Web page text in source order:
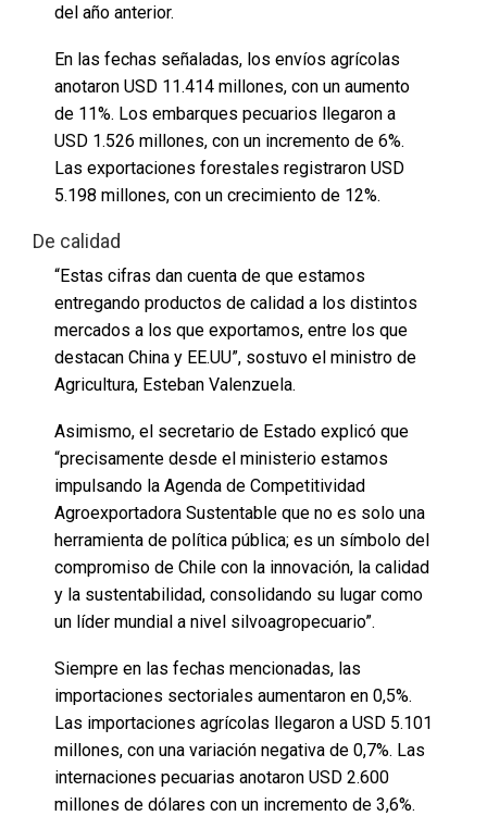
del año anterior.
En las fechas señaladas, los envíos agrícolas
anotaron USD 11.414 millones, con un aumento
de 11%. Los embarques pecuarios llegaron a
USD 1.526 millones, con un incremento de 6%.
Las exportaciones forestales registraron USD
5.198 millones, con un crecimiento de 12%.
De calidad
“Estas cifras dan cuenta de que estamos
entregando productos de calidad a los distintos
mercados a los que exportamos, entre los que
destacan China y EE.UU”, sostuvo el ministro de
Agricultura, Esteban Valenzuela.
Asimismo, el secretario de Estado explicó que
“precisamente desde el ministerio estamos
impulsando la Agenda de Competitividad
Agroexportadora Sustentable que no es solo una
herramienta de política pública; es un símbolo del
compromiso de Chile con la innovación, la calidad
y la sustentabilidad, consolidando su lugar como
un líder mundial a nivel silvoagropecuario”.
Siempre en las fechas mencionadas, las
importaciones sectoriales aumentaron en 0,5%.
Las importaciones agrícolas llegaron a USD 5.101
millones, con una variación negativa de 0,7%. Las
internaciones pecuarias anotaron USD 2.600
millones de dólares con un incremento de 3,6%.